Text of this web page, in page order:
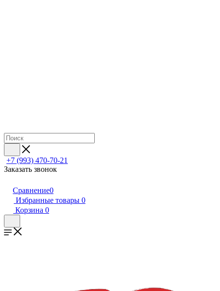
+7 (993) 470-70-21
Заказать звонок
Сравнение0
Избранные товары 0
Корзина 0